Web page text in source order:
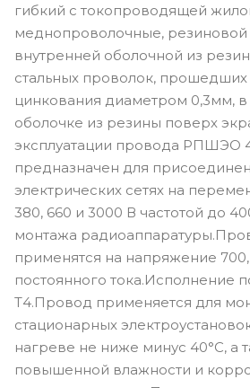
гибкий с токопроводящей
меднопроволочные, резиновой
внутренней оболочной из
стальных проволок,
цинкования диаметром 0,3мм,
оболочке из резины поверх
эксплуатации провода РПШЭО
предназначен для
электрических сетях на
380, 660 и 3000 В частотой до
монтажа
применятся на напряжение
постоянного тока.Исполнение
Т4.Провод применяется для
стационарных
нагреве не ниже минус 40°С, а
повышенной влажности и